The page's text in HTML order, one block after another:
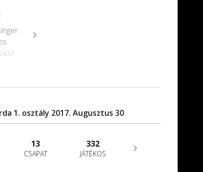
1. osztály 2017. Augusztus 30
13
CSAPAT
332
JÁTÉKOS